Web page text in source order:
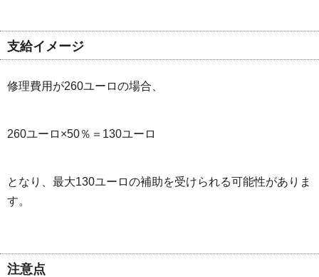
支給イメージ
修理費用が260ユーロの場合、
260ユーロ×50％＝130ユーロ
となり、最大130ユーロの補助を受けられる可能性がありま
す。
注意点